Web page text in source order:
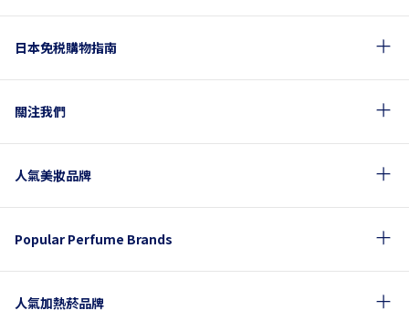
日本免税購物指南
關注我們
人氣美妝品牌
Popular Perfume Brands
人氣加熱菸品牌